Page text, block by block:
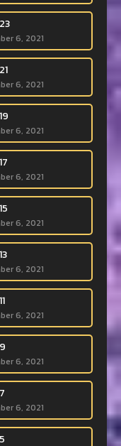
6, 2021
6, 2021
6, 2021
6, 2021
6, 2021
6, 2021
6, 2021
6, 2021
6, 2021